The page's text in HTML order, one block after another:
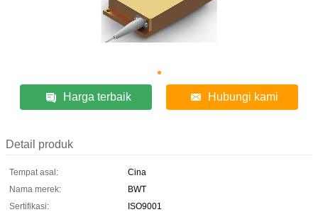
Harga terbaik Hubungi kami
Detail produk
Tempat asal:
Cina
Nama merek:
BWT
Sertifikasi:
ISO9001